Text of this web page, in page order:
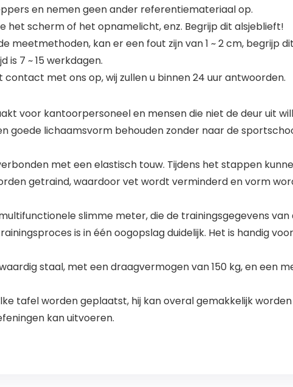
en nemen geen ander referentiemateriaal op.
scherm of het opnamelicht, enz. Begrijp dit alsjeblieft!
kan er een fout zijn van 1 ~ 2 cm, begrijp
is 7 ~ 15 werkdagen.
met ons op, wij zullen u binnen 24 uur antwoorden.
voor kantoorpersoneel en mensen die niet de deur uit
goede lichaamsvorm behouden zonder naar de
met een elastisch touw. Tijdens het stappen
getraind, waardoor vet wordt verminderd en vorm
slimme meter, die de trainingsgegevens
is in één oogopslag duidelijk. Het is handig
staal, met een draagvermogen van 150 kg, en een
tafel worden geplaatst, hij kan overal gemakkelijk
kan uitvoeren.